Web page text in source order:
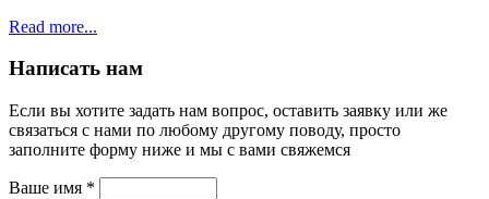
Read more...
Написать нам
Если вы хотите задать нам вопрос, оставить заявку или же
связаться с нами по любому другому поводу, просто
заполните форму ниже и мы с вами свяжемся
Ваше имя *